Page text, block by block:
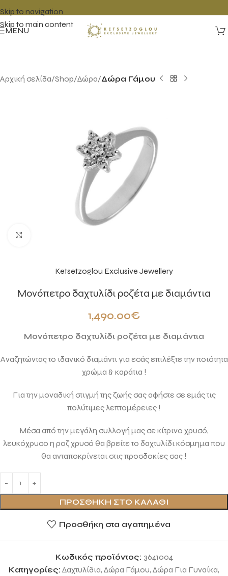
Skip to navigation
Skip to main content
MENU
Αρχική σελίδα Shop Δώρα Δώρα Γάμου
Ketsetzoglou Exclusive Jewellery
Μονόπετρο δαχτυλίδι ροζέτα με διαμάντια
1,490.00€
Μονόπετρο δαχτυλίδι ροζέτα με διαμάντια
Αναζητώντας το ιδανικό διαμάντι για εσάς επιλέξτε την ποιότητα
χρώμα & καράτια !
Για την μοναδική στιγμή της ζωής σας αφήστε σε εμάς τις
πολύτιμες λεπτομέρειες !
Μέσα από την μεγάλη συλλογή μας σε κίτρινο χρυσό,
λευκόχρυσο η ροζ χρυσό θα βρείτε το δαχτυλίδι κόσμημα που
θα ανταποκρίνεται στις προσδοκίες σας !
ΠΡΟΣΘΉΚΗ ΣΤΟ ΚΑΛΆΘΙ
Προσθήκη στα αγαπημένα
Κωδικός προϊόντος: 3641004
Κατηγορίες: Δαχτυλίδια, Δώρα Γάμου, Δώρα Για Γυναίκα,